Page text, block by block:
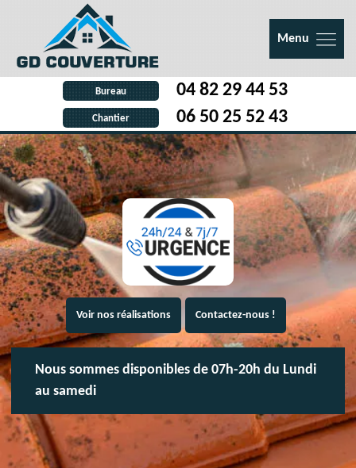
Menu
Bureau 04 82 29 44 53
Chantier 06 50 25 52 43
Voir nos réalisations Contactez-nous !
Nous sommes disponibles de 07h-20h du Lundi
au samedi